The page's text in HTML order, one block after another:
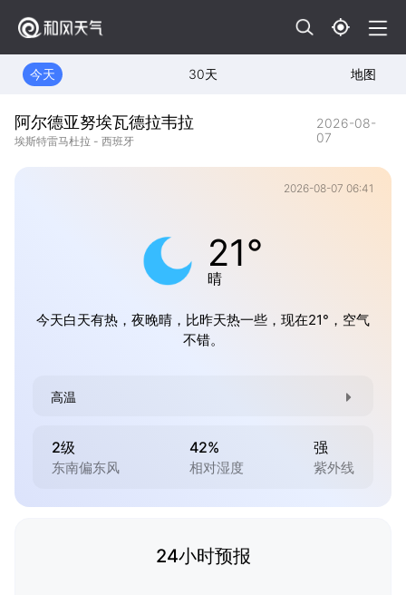
今天 30天 地图
阿尔德亚努埃瓦德拉韦拉
埃斯特雷马杜拉 - 西班牙
2026-08-
07
2026-08-07 06:41
21°
晴
今天白天有热，夜晚晴，比昨天热一些，现在21°，空气
不错。
高温
2级
东南偏东风
42%
相对湿度
强
紫外线
24小时预报